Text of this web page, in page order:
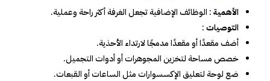
الأهمية: الوظائف الإضافية تجعل الغرفة أكثر راحة وعملية.
التوصيات:
أضف مقعدًا أو مقعدًا مدمجًا لارتداء الأحذية.
خصص مساحة لتخزين المجوهرات أو أدوات التجميل.
ضع لوحة لتعليق الإكسسوارات مثل الساعات أو القبعات.